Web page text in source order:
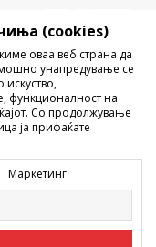
на содржината од
или целосно a се
содржини, ниту
да се објавуваат или да
согласност од БДС.МК
описот на производот,
да гарантираме дака
Сите прикажани
(cookies)
оваа веб страна да
унапредување се
функционалност на
Со продолжување
ја прифаќате
Маркетинг